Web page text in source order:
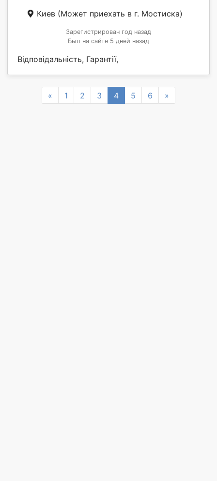
Киев (Может приехать в г. Мостиска)
Зарегистрирован год назад
Был на сайте 5 дней назад
Відповідальність, Гарантії,
« Previous
1 2 3 4 5 6 »